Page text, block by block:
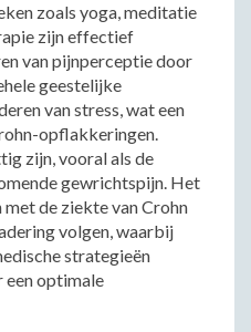
zoals yoga, meditatie
zijn effectief
van pijnperceptie door
geestelijke
van stress, wat een
opflakkeringen.
zijn, vooral als de
gewrichtspijn. Het
de ziekte van Crohn
volgen, waarbij
strategieën
een optimale